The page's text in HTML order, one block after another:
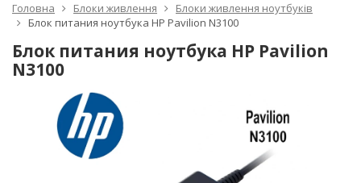
Головна Блоки живлення
Блоки живлення ноутбуків
Блок питания ноутбука HP Pavilion N3100
Блок питания ноутбука HP Pavilion
N3100